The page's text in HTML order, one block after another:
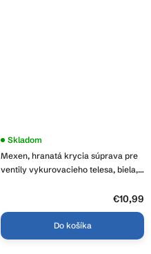
Mexen, hranatá krycia súprava pre
ventily vykurovacieho telesa, biela,
Skladom
€10,99
Do košíka